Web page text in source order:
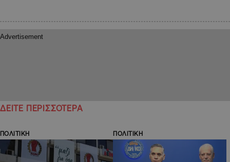
ΔΕΙΤΕ ΠΕΡΙΣΣΟΤΕΡΑ
ΠΟΛΙΤΙΚΗ ΠΟΛΙΤΙΚΗ